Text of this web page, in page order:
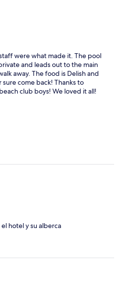
were what made it. The pool
and leads out to the main
away. The food is Delish and
come back! Thanks to
club boys! We loved it all!
hotel y su alberca